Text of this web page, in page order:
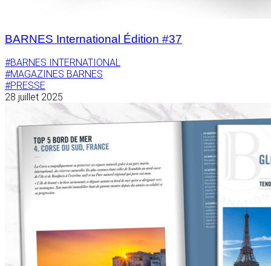
BARNES International Édition #37
#BARNES INTERNATIONAL
#MAGAZINES BARNES
#PRESSE
28 juillet 2025